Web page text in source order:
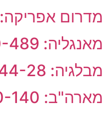
מדרום אפריקה: 87-551-8521
מאנגליה: 0-330-3900-489
מבלגיה: 0-380-844-28
מארה"ב: 151-86-130-140